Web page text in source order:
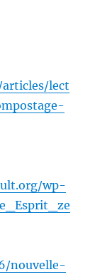
lect
wp-
nouvelle-